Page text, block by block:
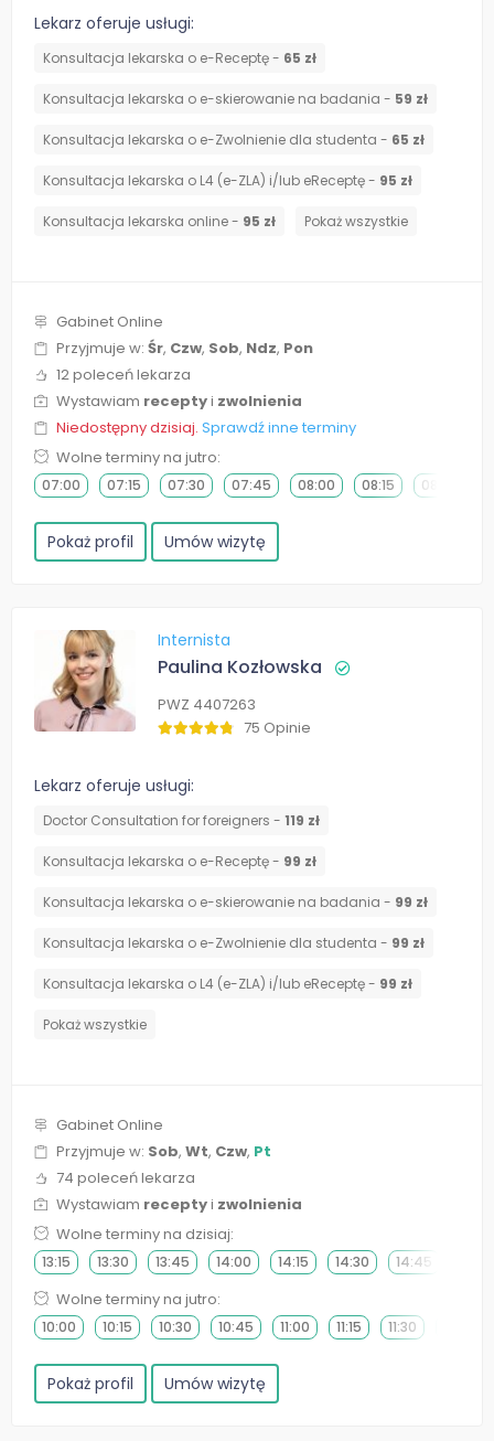
Lekarz oferuje usługi:
Konsultacja lekarska o e-Receptę - 65 zł
Konsultacja lekarska o e-skierowanie na badania - 59 zł
Konsultacja lekarska o e-Zwolnienie dla studenta - 65 zł
Konsultacja lekarska o L4 (e-ZLA) i/lub eReceptę - 95 zł
Konsultacja lekarska online - 95 zł Pokaż wszystkie
Gabinet Online
Przyjmuje w: Śr, Czw, Sob, Ndz, Pon
12 poleceń lekarza
Wystawiam receptyi zwolnienia
Niedostępny dzisiaj. Sprawdź inne terminy
Wolne terminy na jutro:
07:00 07:15 07:30 07:45 08:00 08:15 08:30
Pokaż profil Umów wizytę
Internista
Paulina Kozłowska
PWZ 4407263
75 Opinie
Lekarz oferuje usługi:
Doctor Consultation for foreigners - 119 zł
Konsultacja lekarska o e-Receptę - 99 zł
Konsultacja lekarska o e-skierowanie na badania - 99 zł
Konsultacja lekarska o e-Zwolnienie dla studenta - 99 zł
Konsultacja lekarska o L4 (e-ZLA) i/lub eReceptę - 99 zł
Pokaż wszystkie
Gabinet Online
Przyjmuje w: Sob, Wt, Czw, Pt
74 poleceń lekarza
Wystawiam receptyi zwolnienia
Wolne terminy na dzisiaj:
13:15 13:30 13:45 14:00 14:15 14:30 14:45
Wolne terminy na jutro:
10:00 10:15 10:30 10:45 11:00 11:15 11:30
Pokaż profil Umów wizytę